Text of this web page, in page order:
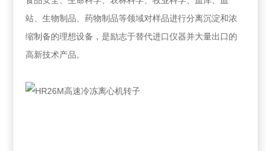
站、生物制品、药物制品等领域对样品进行分离沉淀和浓
缩制备的理想设备，是励志于替代进口仪器并大量出口的
高新技术产品。